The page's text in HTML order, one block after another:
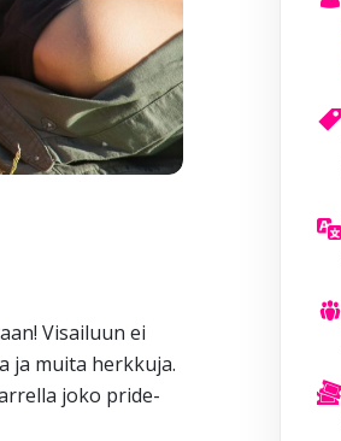
Visailuun ei
ja muita herkkuja.
joko pride-